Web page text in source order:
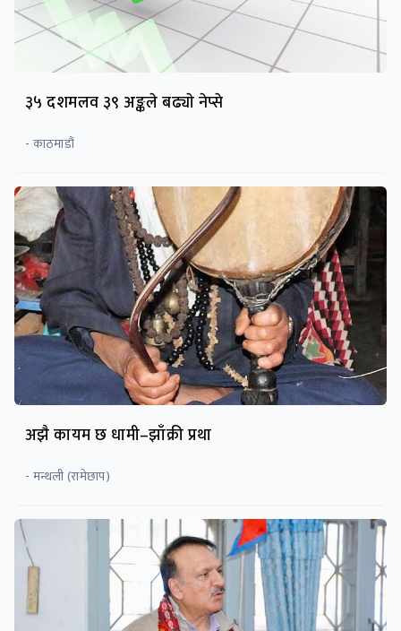
३५ दशमलव ३९ अङ्कले बढ्याे नेप्से
- काठमाडौं
अझै कायम छ धामी–झाँक्री प्रथा
- मन्थली (रामेछाप)